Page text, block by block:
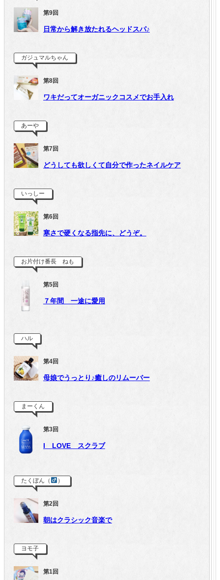
第9回
日常から解き放たれるヘッドスパ♪
ガジュマルちゃん
第8回
ワキだってオーガニックコスメでお手入れ
あーや
第7回
どうしても欲しくて自分で作ったネイルケア
いっしー
第6回
寒さで硬くなる指先に、どうぞ。
お片付け番長 ねも
第5回
７年間 一途に愛用
ハル
第4回
母娘でうっとり♪癒しのリムーバー
まーくん
第3回
I LOVE スクラブ
たくぼん（ ）
第2回
朝はクラシック音楽で
ヨモ子
第1回